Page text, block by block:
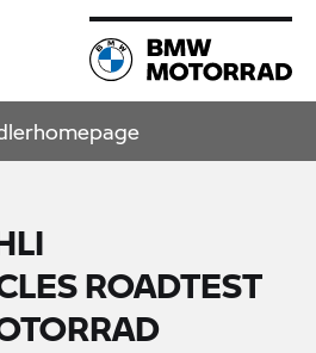
ROADTEST